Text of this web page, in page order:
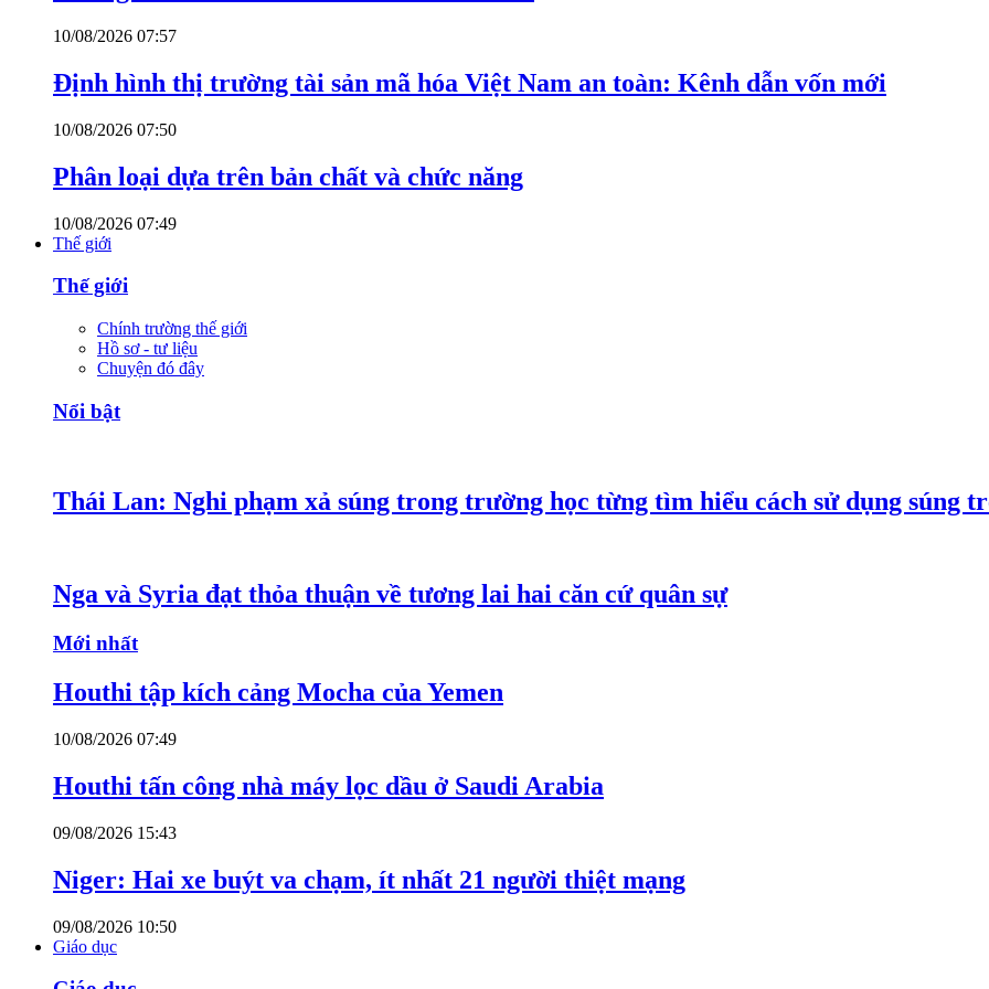
10/08/2026 07:57
Định hình thị trường tài sản mã hóa Việt Nam an toàn: Kênh dẫn vốn mới
10/08/2026 07:50
Phân loại dựa trên bản chất và chức năng
10/08/2026 07:49
Thế giới
Thế giới
Chính trường thế giới
Hồ sơ - tư liệu
Chuyện đó đây
Nổi bật
Thái Lan: Nghi phạm xả súng trong trường học từng tìm hiểu cách sử dụng súng
Nga và Syria đạt thỏa thuận về tương lai hai căn cứ quân sự
Mới nhất
Houthi tập kích cảng Mocha của Yemen
10/08/2026 07:49
Houthi tấn công nhà máy lọc dầu ở Saudi Arabia
09/08/2026 15:43
Niger: Hai xe buýt va chạm, ít nhất 21 người thiệt mạng
09/08/2026 10:50
Giáo dục